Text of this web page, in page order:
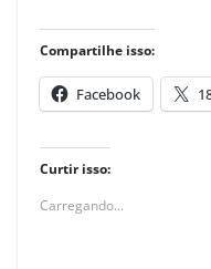
Compartilhe isso:
Facebook
Curtir isso:
Carregando...